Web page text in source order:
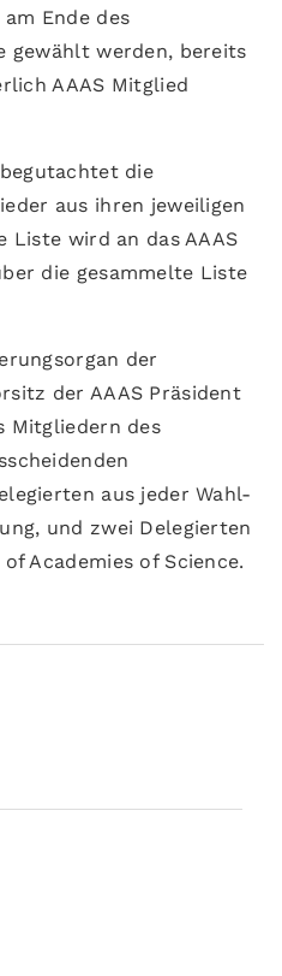
Ende des
gewählt werden, bereits
AAAS Mitglied
die
aus ihren jeweiligen
Liste wird an das AAAS
die gesammelte Liste
der
der AAAS Präsident
Mitgliedern des
aus jeder Wahl-
und zwei Delegierten
Academies of Science.